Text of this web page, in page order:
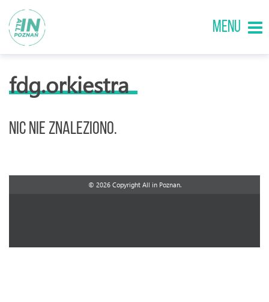
MENU
fdg.orkiestra
Nic nie znaleziono.
© 2026 Copyright All in Poznan.